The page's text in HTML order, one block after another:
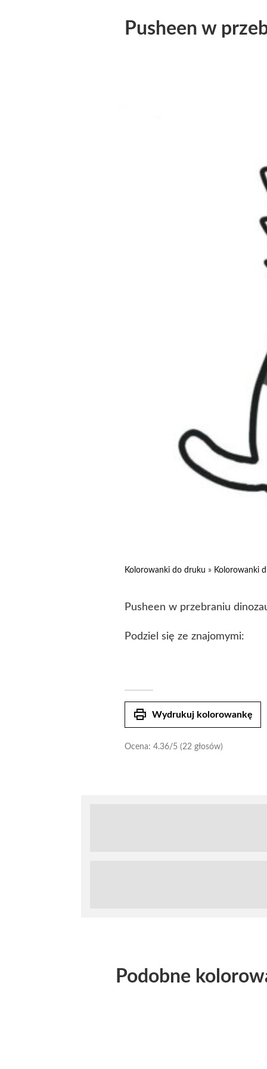
Pusheen w
Kolorowanki do druku » Kolorowanki
Pusheen w przebraniu
Podziel się ze znajomymi:
print Wydrukuj kolorowankę
Ocena: 4.36/5 (22 głosów)
Podobne